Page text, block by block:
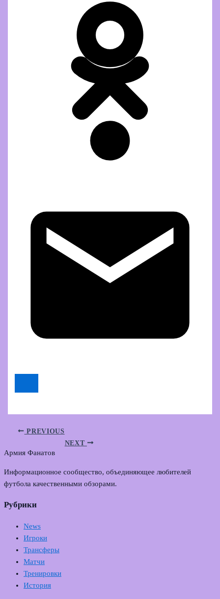
PREVIOUS
NEXT
Армия Фанатов
Информационное сообщество, объединяющее любителей
футбола качественными обзорами.
Рубрики
News
Игроки
Трансферы
Матчи
Тренировки
История